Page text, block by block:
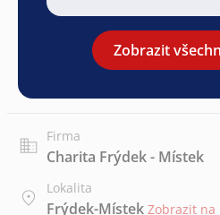
Zobrazit
Firma
Charita Frýdek - Místek
Lokalita
Frýdek-Místek Zobrazit na